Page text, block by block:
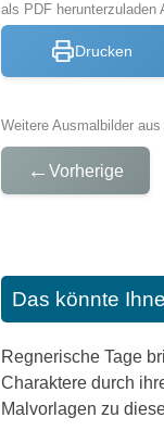
als PDF herunterzuladen
Drucken
Weitere Ausmalbilder
← Vorherige
Das könnte
Regnerische Tage
Charaktere durch
Malvorlagen zu